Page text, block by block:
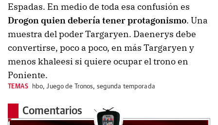
Espadas. En medio de toda esa confusión es
Drogon quien debería tener protagonismo. Una
muestra del poder Targaryen. Daenerys debe
convertirse, poco a poco, en más Targaryen y
menos khaleesi si quiere ocupar el trono en
Poniente.
TEMAS hbo,Juego de Tronos, segunda temporada
Comentarios